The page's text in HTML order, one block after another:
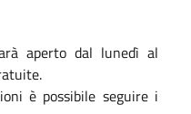
aperto dal lunedì al
è possibile seguire i